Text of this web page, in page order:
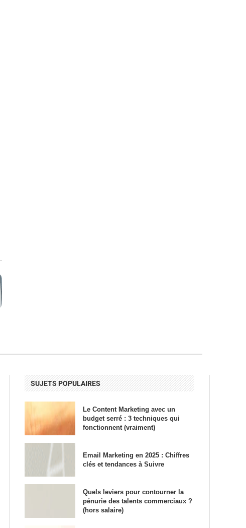
SUJETS POPULAIRES
Le Content Marketing avec un
budget serré : 3 techniques qui
fonctionnent (vraiment)
Email Marketing en 2025 : Chiffres
clés et tendances à Suivre
Quels leviers pour contourner la
pénurie des talents commerciaux ?
(hors salaire)